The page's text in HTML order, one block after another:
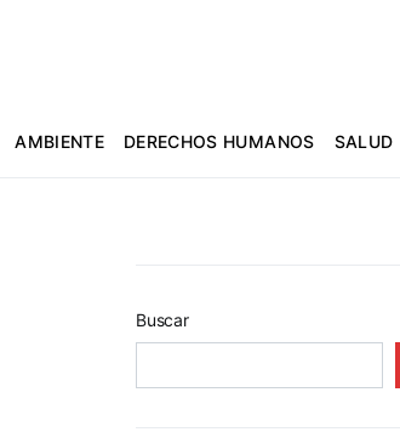
AMBIENTE DERECHOS HUMANOS SALUD
Buscar